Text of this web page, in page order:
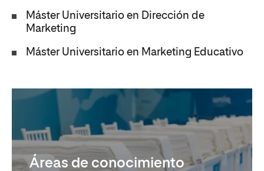
Máster Universitario en Dirección de
Marketing
Máster Universitario en Marketing Educativo
Áreas de conocimiento